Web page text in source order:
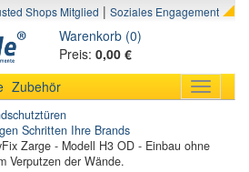
Shops Mitglied | Soziales Engagement
Warenkorb (0)
Preis: 0,00 €
Toggle
Zubehör
Schritten Ihre Brands
Zarge - Modell H3 OD - Einbau ohne
Verputzen der Wände.